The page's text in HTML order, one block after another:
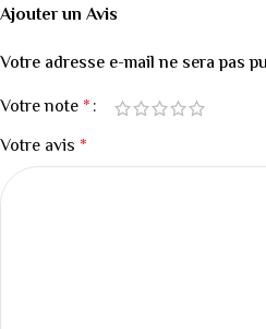
Ajouter un Avis
Votre adresse e-mail ne sera pas
Votre note *
Votre avis *